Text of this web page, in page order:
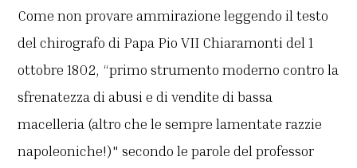
Come non provare ammirazione leggendo il testo
del chirografo di Papa Pio VII Chiaramonti del 1
ottobre 1802, “primo strumento moderno contro la
sfrenatezza di abusi e di vendite di bassa
macelleria (altro che le sempre lamentate razzie
napoleoniche!)" secondo le parole del professor